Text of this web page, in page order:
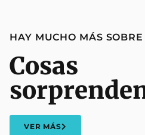
HAY MUCHO MÁS SOBRE
Cosas
VER MÁS